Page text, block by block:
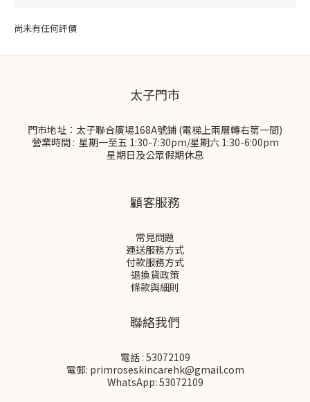
尚未有任何評價
太子門市
門市地址：太子聯合廣場168A號鋪 (電梯上兩層轉右第一間)
營業時間 : 星期一至五 1:30-7:30pm/星期六 1:30-6:00pm
星期日及公眾假期休息
顧客服務
常見問題
運送服務方式
付款服務方式
退換貨政策
條款與細則
聯絡我們
電話 : 53072109
電郵: primroseskincarehk@gmail.com
WhatsApp: 53072109